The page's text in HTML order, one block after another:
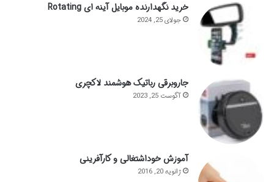
خرید نگهدارنده موبایل آینه ای Rotating
جولای 25, 2024
جاروبرقی رباتیک هوشمند لاکچری
آگوست 25, 2023
آموزش خوداشتغالی و کارآفرینی
ژانویه 20, 2016